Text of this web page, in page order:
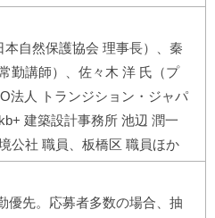
自然保護協会 理事長）、秦
勤講師）、佐々木 洋 氏（プ
法人 トランジション・ジャパ
建築設計事務所 池辺 潤一
公社 職員、板橋区 職員ほか
優先。応募者多数の場合、抽